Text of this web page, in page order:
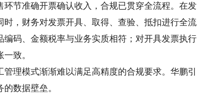
节准确开票确认收入，合规已贯穿全流程。在发
，财务对发票开具、取得、查验、抵扣进行全流
码、金额税率与业务实质相符；对开具发票执行
致。
模式渐渐难以满足高精度的合规要求。华鹏引
数据壁垒。